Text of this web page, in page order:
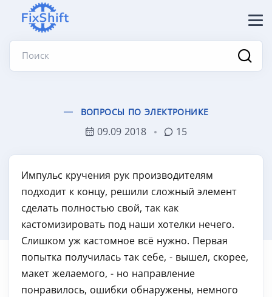
Поиск
ВОПРОСЫ ПО ЭЛЕКТРОНИКЕ
09.09 2018 15
Импульс кручения рук производителям
подходит к концу, решили сложный элемент
сделать полностью свой, так как
кастомизировать под наши хотелки нечего.
Слишком уж кастомное всё нужно. Первая
попытка получилась так себе, - вышел, скорее,
макет желаемого, - но направление
понравилось, ошибки обнаружены, немного